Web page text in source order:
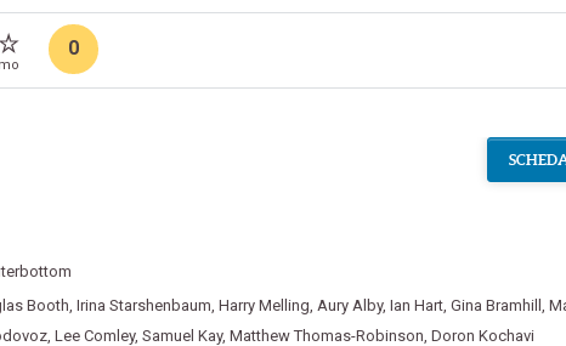
0
Booth Irina Starshenbaum Harry Melling Aury Alby, Ian Hart, Gina Bramhill
, Lee Comley, Samuel Kay, Matthew Thomas-Robinson Doron Kochavi